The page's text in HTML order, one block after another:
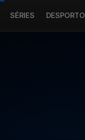
SÉRIES DESPORTO